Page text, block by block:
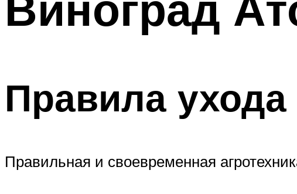
Правила ухода
Правильная и своевременная